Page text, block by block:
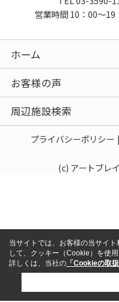
営業時間 10：00～
ホーム
お客様の声
周辺施設検索
プライバシーポリシー
(c) アートブレ
当サイトでは、お客様の当サイ
して、クッキー（Cookie）を使用
詳しくは、当社の 「Cookieの取